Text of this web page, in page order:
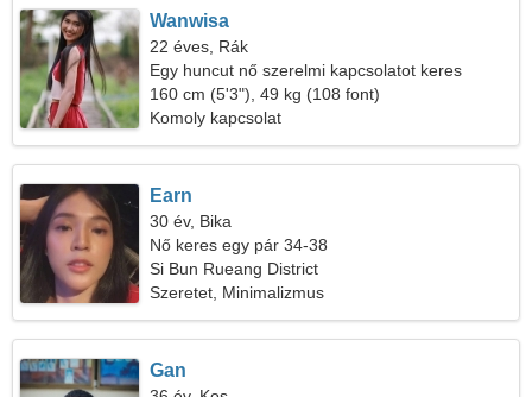
Wanwisa
22 éves, Rák
Egy huncut nő szerelmi kapcsolatot keres
160 cm (5'3"), 49 kg (108 font)
Komoly kapcsolat
Earn
30 év, Bika
Nő keres egy pár 34-38
Si Bun Rueang District
Szeretet, Minimalizmus
Gan